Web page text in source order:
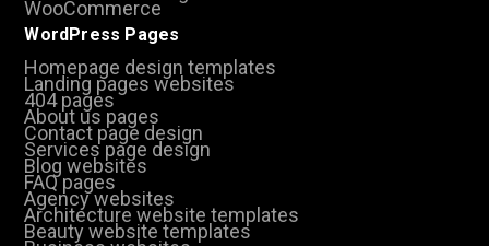
WooCommerce
WordPress Pages
Homepage design templates
Landing pages websites
404 pages
About us pages
Contact page design
Services page design
Blog websites
FAQ pages
Agency websites
Architecture website templates
Beauty website templates